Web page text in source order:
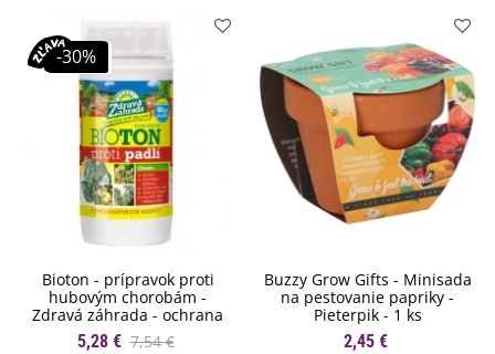
trus sliepok , kravský či konský hnoj.
-30%
Bioton - prípravok proti
hubovým chorobám -
Zdravá záhrada - ochrana
rastlín - 200 ml
5,28 € 7,54 €
Buzzy Grow Gifts - Minisada
na pestovanie papriky -
Pieterpik - 1 ks
2,45 €